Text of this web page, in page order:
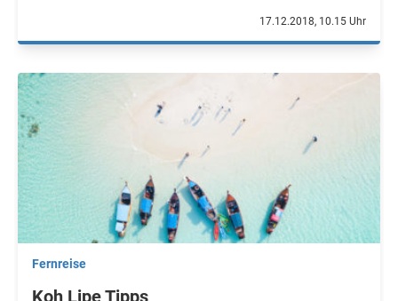
17.12.2018, 10.15 Uhr
Fernreise
Koh Lipe Tipps